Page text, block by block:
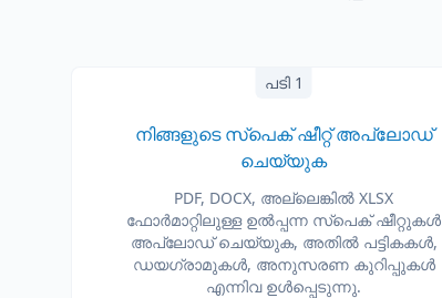
പടി 1
നിങ്ങളുടെ സ്പെക് ഷീറ്റ് അപ്‌ലോഡ്
ചെയ്യുക
PDF, DOCX, അല്ലെങ്കിൽ XLSX
ഫോർമാറ്റിലുള്ള ഉൽപ്പന്ന സ്പെക് ഷീറ്റുകൾ
അപ്‌ലോഡ് ചെയ്യുക, അതിൽ പട്ടികകൾ,
ഡയഗ്രാമുകൾ, അനുസരണ കുറിപ്പുകൾ
എന്നിവ ഉൾപ്പെടുന്നു.